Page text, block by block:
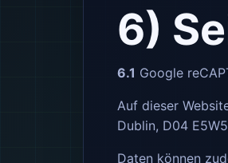
6)
6.1 Google
Auf dieser
Dublin, D04
Daten können